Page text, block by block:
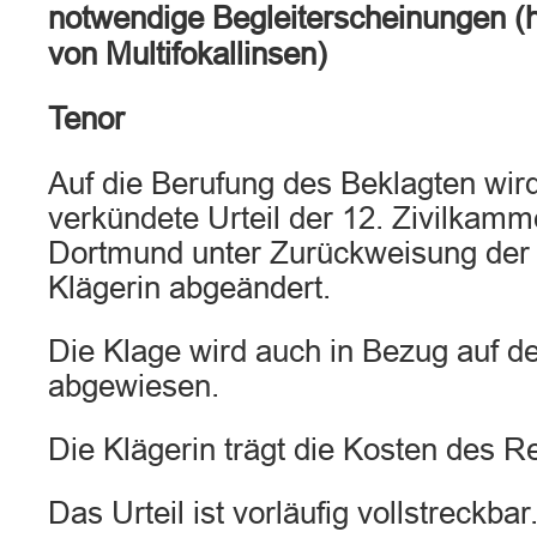
notwendige Begleiterscheinungen
von Multifokallinsen)
Tenor
Auf die Berufung des Beklagten
verkündete Urteil der 12.
Dortmund unter Zurückweisung
Klägerin abgeändert.
Die Klage wird auch in Bezug auf
abgewiesen.
Die Klägerin trägt die Kosten des
Das Urteil ist vorläufig vollstreckbar.